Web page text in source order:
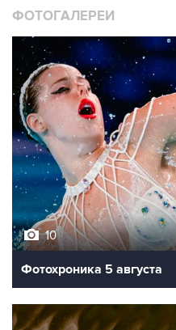
ФОТОГАЛЕРЕИ
10
Фотохроника 5 августа